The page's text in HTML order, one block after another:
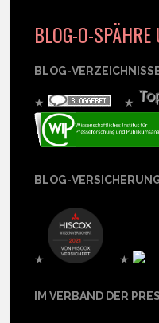
BLOG-O-
BLOG-
★ ★
BLOG-
★ ★
IM VERBAND DER